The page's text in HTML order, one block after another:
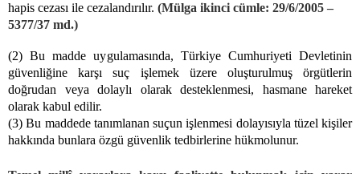
hapis cezası ile cezalandırılır. (Mülga ikinci cümle: 29/6/2005 –
5377/37 md.)
(2) Bu madde uygulamasında, Türkiye Cumhuriyeti Devletinin
güvenliğine karşı suç işlemek üzere oluşturulmuş örgütlerin
doğrudan veya dolaylı olarak desteklenmesi, hasmane hareket
olarak kabul edilir.
(3) Bu maddede tanımlanan suçun işlenmesi dolayısıyla tüzel kişiler
hakkında bunlara özgü güvenlik tedbirlerine hükmolunur.